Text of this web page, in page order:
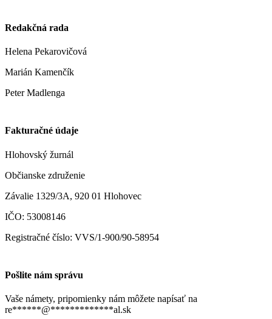
Redakčná rada
Helena Pekarovičová
Marián Kamenčík
Peter Madlenga
Fakturačné údaje
Hlohovský žurnál
Občianske združenie
Závalie 1329/3A, 920 01 Hlohovec
IČO: 53008146
Registračné číslo: VVS/1-900/90-58954
Pošlite nám správu
Vaše námety, pripomienky nám môžete napísať na
re******@*************al.sk